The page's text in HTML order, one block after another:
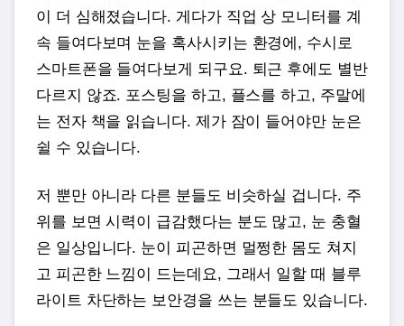
이 더 심해졌습니다. 게다가 직업 상 모니터를 계
속 들여다보며 눈을 혹사시키는 환경에, 수시로
스마트폰을 들여다보게 되구요. 퇴근 후에도 별반
다르지 않죠. 포스팅을 하고, 플스를 하고, 주말에
는 전자 책을 읽습니다. 제가 잠이 들어야만 눈은
쉴 수 있습니다.
저 뿐만 아니라 다른 분들도 비슷하실 겁니다. 주
위를 보면 시력이 급감했다는 분도 많고, 눈 충혈
은 일상입니다. 눈이 피곤하면 멀쩡한 몸도 쳐지
고 피곤한 느낌이 드는데요, 그래서 일할 때 블루
라이트 차단하는 보안경을 쓰는 분들도 있습니다.